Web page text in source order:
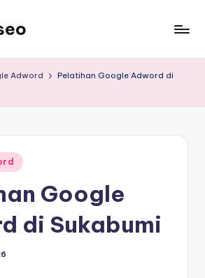
Adword
Pelatihan Google Adword di
Google
di Sukabumi